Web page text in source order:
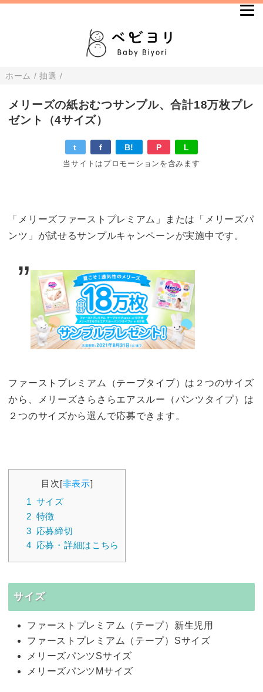
ホーム /抽選 /
メリーズの紙おむつサンプル、合計18万枚プレ
ゼント（4サイズ）
t f B! P L
当サイトはプロモーションを含みます
「メリーズファーストプレミアム」または「メリーズパ
ンツ」が試せるサンプルキャンペーンが実施中です。
ファーストプレミアム（テープタイプ）は２つのサイズ
から、メリーズさらさらエアスルー（パンツタイプ）は
２つのサイズから選んで応募できます。
目次[非表示]
1 サイズ
2 特徴
3 応募締切
4 応募・詳細はこちら
サイズ
ファーストプレミアム（テープ）新生児用
ファーストプレミアム（テープ）Sサイズ
メリーズパンツSサイズ
メリーズパンツMサイズ